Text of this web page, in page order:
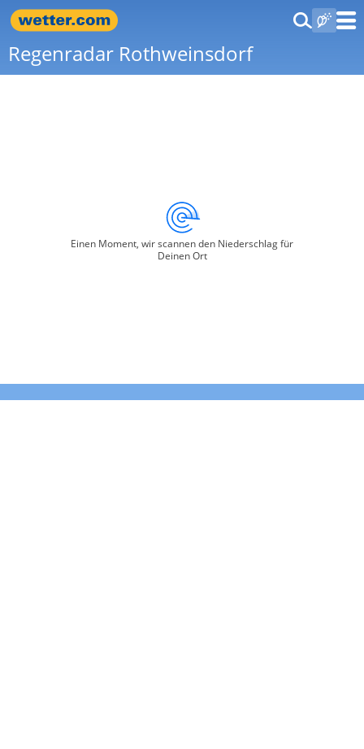
Regenradar Rothweinsdorf
Einen Moment, wir scannen den Niederschlag für
Deinen Ort